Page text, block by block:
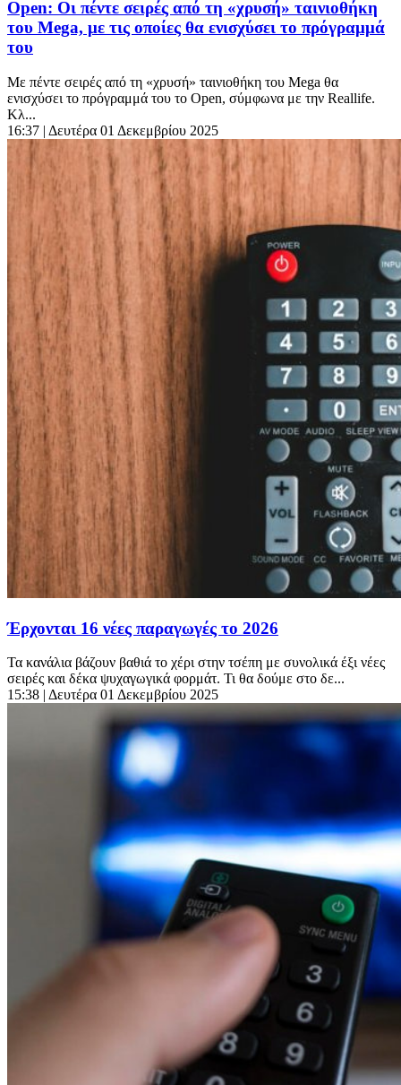
Open: Οι πέντε σειρές από τη «χρυσή» ταινιοθήκη
του Mega, με τις οποίες θα ενισχύσει το πρόγραμμά
του
Με πέντε σειρές από τη «χρυσή» ταινιοθήκη του Mega θα
ενισχύσει το πρόγραμμά του το Open, σύμφωνα με την Reallife.
Κλ...
16:37 | Δευτέρα 01 Δεκεμβρίου 2025
Έρχονται 16 νέες παραγωγές το 2026
Τα κανάλια βάζουν βαθιά το χέρι στην τσέπη με συνολικά έξι νέες
σειρές και δέκα ψυχαγωγικά φορμάτ. Τι θα δούμε στο δε...
15:38 | Δευτέρα 01 Δεκεμβρίου 2025